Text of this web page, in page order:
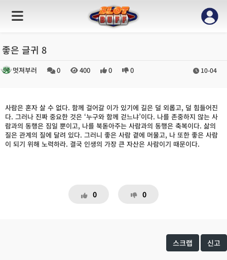
좋은 글귀 8
멋져부러 0 400 0 0 10-04
사람은 혼자 살 수 없다. 함께 걸어갈 이가 있기에 길은 덜 외롭고, 덜 힘들어진
다. 그러나 진짜 중요한 것은 ‘누구와 함께 걷느냐’이다. 나를 존중하지 않는 사
람과의 동행은 짐일 뿐이고, 나를 북돋아주는 사람과의 동행은 축복이다. 삶의
질은 관계의 질에 달려 있다. 그러니 좋은 사람 곁에 머물고, 나 또한 좋은 사람
이 되기 위해 노력하라. 결국 인생의 가장 큰 자산은 사람이기 때문이다.
0 0
스크랩 신고